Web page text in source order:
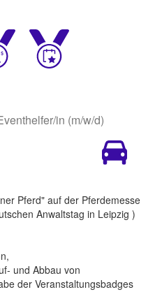
in (m/w/d)
Pferd" auf der Pferdemesse
Anwaltstag in Leipzig )
und Abbau von
der Veranstaltungsbadges